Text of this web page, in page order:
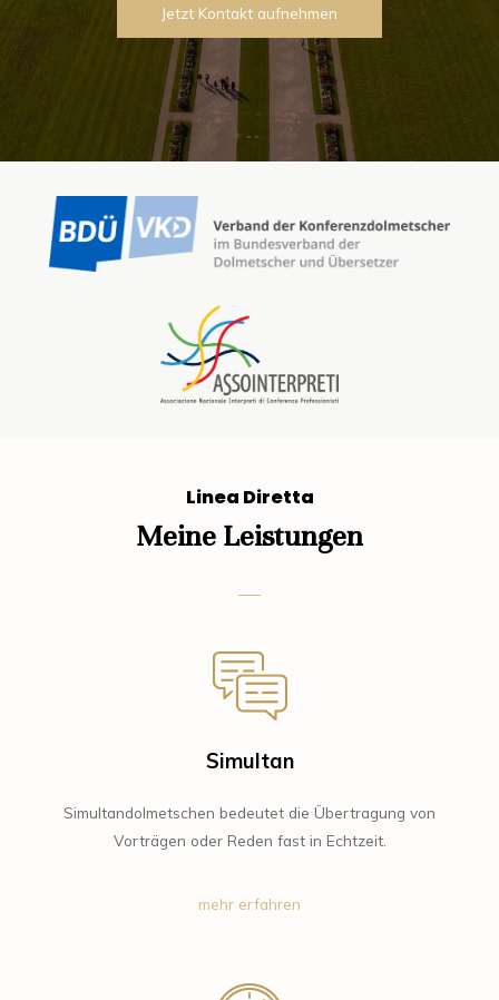
Jetzt Kontakt aufnehmen
Linea Diretta
Meine Leistungen
Simultan
Simultandolmetschen bedeutet die Übertragung von
Vorträgen oder Reden fast in Echtzeit.
mehr erfahren